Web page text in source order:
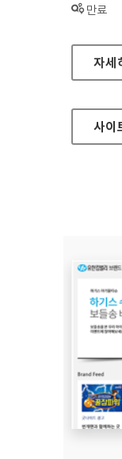
상태 :
만료
유한
자세
사이